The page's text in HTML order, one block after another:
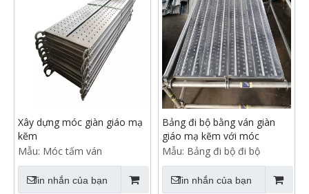
Xây dựng móc giàn giáo mạ
kẽm
Mẫu: Móc tấm ván
Tin nhắn của bạn
Bảng đi bộ bằng ván giàn
giáo mạ kẽm với móc
Mẫu: Bảng đi bộ đi bộ
Tin nhắn của bạn